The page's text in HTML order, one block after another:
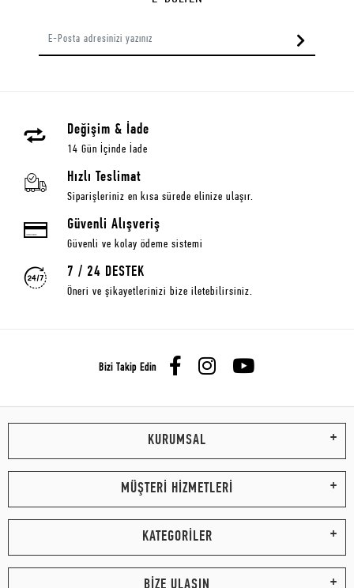
Değişim & İade
14 Gün İçinde İade
Hızlı Teslimat
Siparişleriniz en kısa sürede elinize ulaşır.
Güvenli Alışveriş
Güvenli ve kolay ödeme sistemi
7 / 24 DESTEK
Öneri ve şikayetlerinizi bize iletebilirsiniz.
Bizi Takip Edin
KURUMSAL
MÜŞTERİ HİZMETLERİ
KATEGORİLER
BİZE ULAŞIN